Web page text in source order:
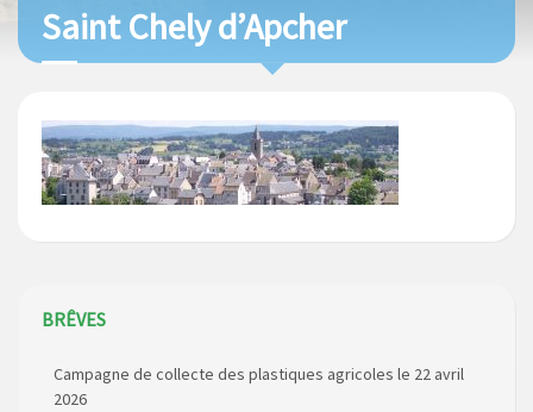
Saint Chely d’Apcher
BRÊVES
Campagne de collecte des plastiques agricoles le 22 avril
2026